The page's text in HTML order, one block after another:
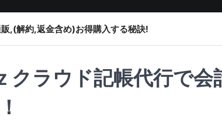
,(解約,返金含め)お得購入する秘訣!
クラウド記帳代行で会